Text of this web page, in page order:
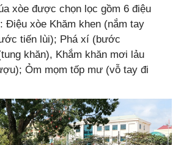
xòe được chọn lọc gồm 6 điệu
Điệu xòe Khăm khen (nắm tay
tiến lùi); Phá xí (bước
khăn), Khắm khăn mơi lảu
Ỏm mọm tốp mư (vỗ tay đi